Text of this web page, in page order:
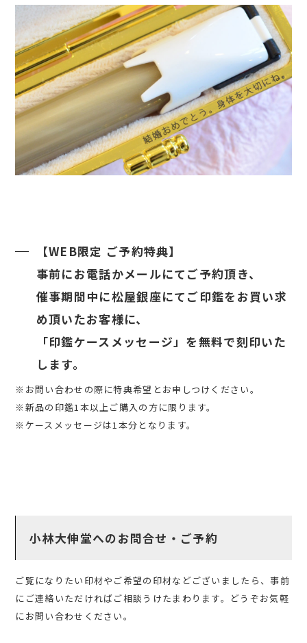
【WEB限定 ご予約特典】
事前にお電話かメールにてご予約頂き、
催事期間中に松屋銀座にてご印鑑をお買い求
め頂いたお客様に、
「印鑑ケースメッセージ」 を無料で刻印いた
します。
※お問い合わせの際に特典希望とお申しつけください。
※新品の印鑑1本以上ご購入の方に限ります。
※ケースメッセージは1本分となります。
小林大伸堂へのお問合せ・ご予約
ご覧になりたい印材やご希望の印材などございましたら、事前
にご連絡いただければご相談うけたまわります。どうぞお気軽
にお問い合わせください。